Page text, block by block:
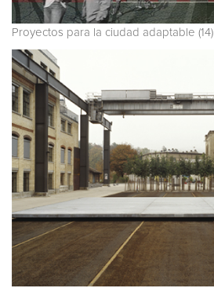
Proyectos para la ciudad adaptable (14)